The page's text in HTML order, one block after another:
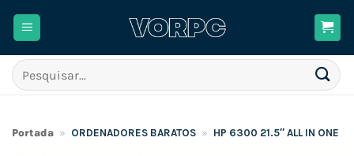
Pesquisar
por:
Portada » ORDENADORES BARATOS » HP 6300 21.5″ ALL IN ONE